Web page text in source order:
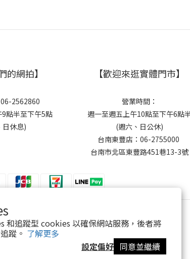
和追蹤型 cookies 以確保網站服務，後者將
蹤。 了解更多
設定偏好 同意並繼續
的網拍】
2562860
點半至下午5點
日休息)
【歡迎來逛實體門市】
營業時間：
週一至週五上午10點至下午6點
(週六、日公休)
台南東豐店：06-2755000
台南市北區東豐路451巷13-3號
體中文